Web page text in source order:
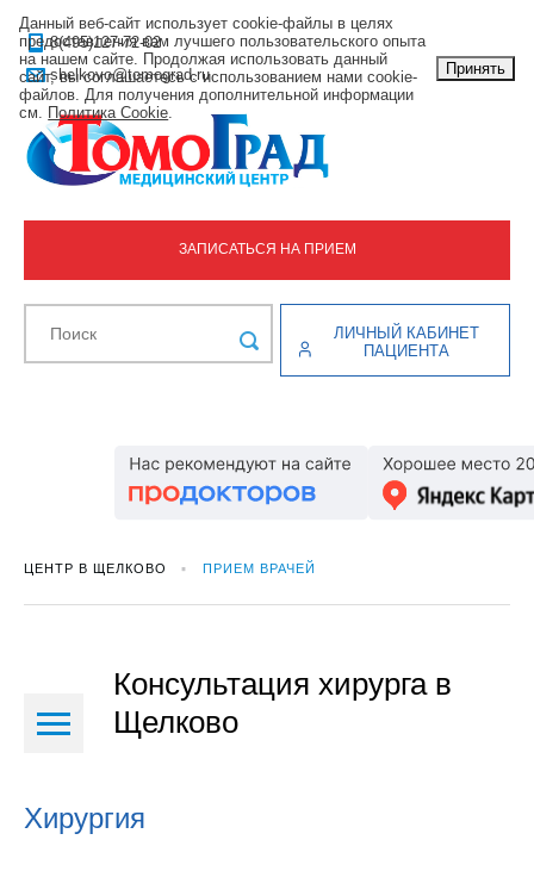
8(495)127-72-02
shelkovo@tomograd.ru
ЗАПИСАТЬСЯ НА ПРИЕМ
ЛИЧНЫЙ КАБИНЕТ
ПАЦИЕНТА
ЦЕНТР В ЩЕЛКОВО ПРИЕМ ВРАЧЕЙ
Консультация хирурга в
Щелково
Хирургия
Данный веб-сайт использует cookie-файлы в целях
предоставления вам лучшего пользовательского опыта
на нашем сайте. Продолжая использовать данный
сайт, вы соглашаетесь с использованием нами cookie-
файлов. Для получения дополнительной информации
см. Политика Cookie.
Принять